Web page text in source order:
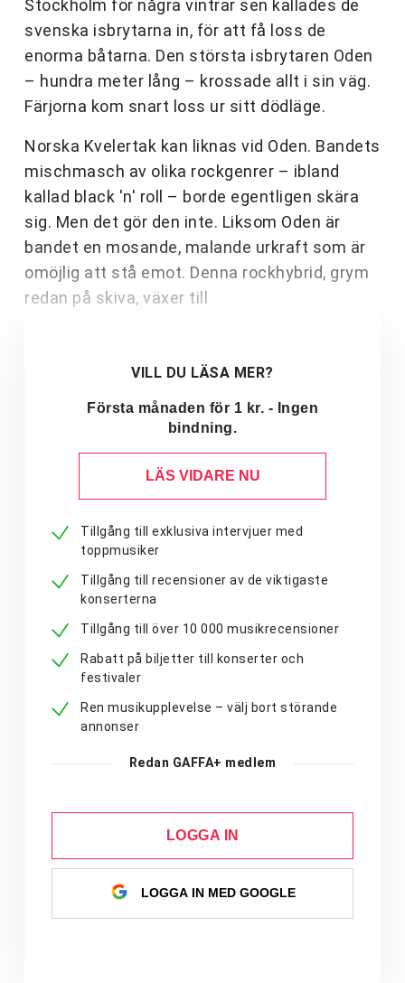
Stockholm för några vintrar sen kallades de
svenska isbrytarna in, för att få loss de
enorma båtarna. Den största isbrytaren Oden
– hundra meter lång – krossade allt i sin väg.
Färjorna kom snart loss ur sitt dödläge.
Norska Kvelertak kan liknas vid Oden. Bandets
mischmasch av olika rockgenrer – ibland
kallad black 'n' roll – borde egentligen skära
sig. Men det gör den inte. Liksom Oden är
bandet en mosande, malande urkraft som är
omöjlig att stå emot. Denna rockhybrid, grym
redan på skiva, växer till
VILL DU LÄSA MER?
Första månaden för 1 kr. - Ingen
bindning.
LÄS VIDARE NU
Tillgång till exklusiva intervjuer med
toppmusiker
Tillgång till recensioner av de viktigaste
konserterna
Tillgång till över 10 000 musikrecensioner
Rabatt på biljetter till konserter och
festivaler
Ren musikupplevelse – välj bort störande
annonser
Redan GAFFA+ medlem
LOGGA IN
LOGGA IN MED GOOGLE